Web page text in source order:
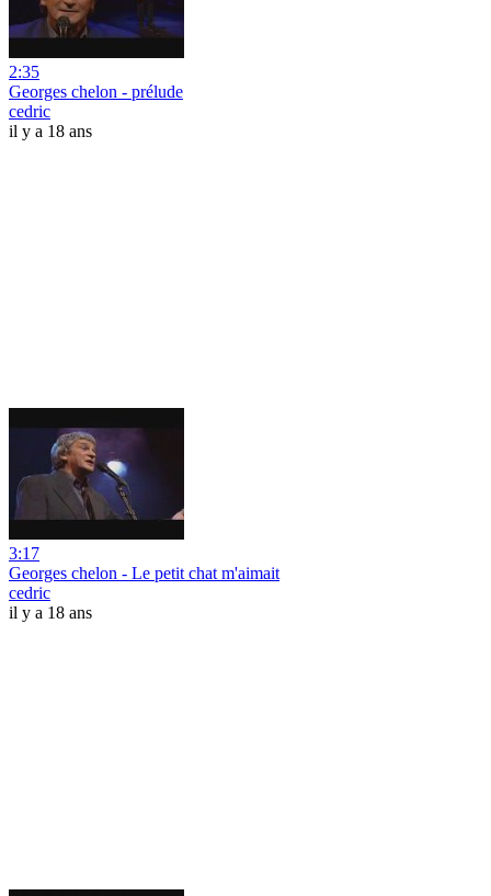
2:35
Georges chelon - prélude
cedric
il y a 18 ans
3:17
Georges chelon - Le petit chat m'aimait
cedric
il y a 18 ans